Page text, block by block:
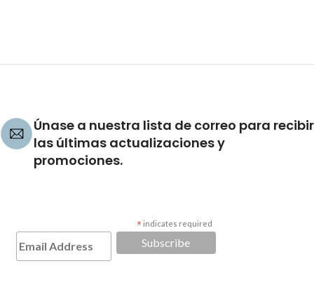
Únase a nuestra lista de correo para recibir
las últimas actualizaciones y
promociones.
* indicates required